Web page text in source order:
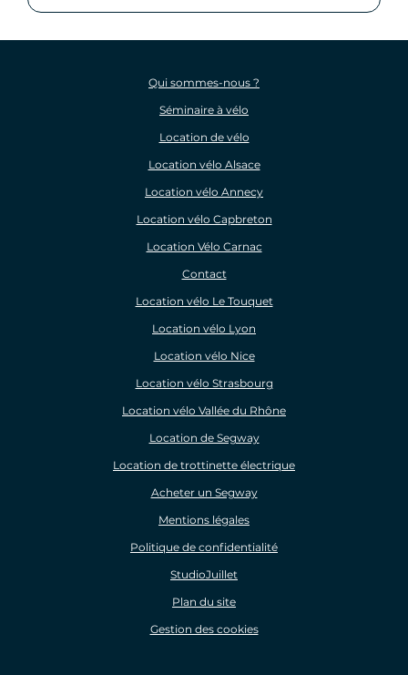
Qui sommes-nous ?
Séminaire à vélo
Location de vélo
Location vélo Alsace
Location vélo Annecy
Location vélo Capbreton
Location Vélo Carnac
Contact
Location vélo Le Touquet
Location vélo Lyon
Location vélo Nice
Location vélo Strasbourg
Location vélo Vallée du Rhône
Location de Segway
Location de trottinette électrique
Acheter un Segway
Mentions légales
Politique de confidentialité
StudioJuillet
Plan du site
Gestion des cookies